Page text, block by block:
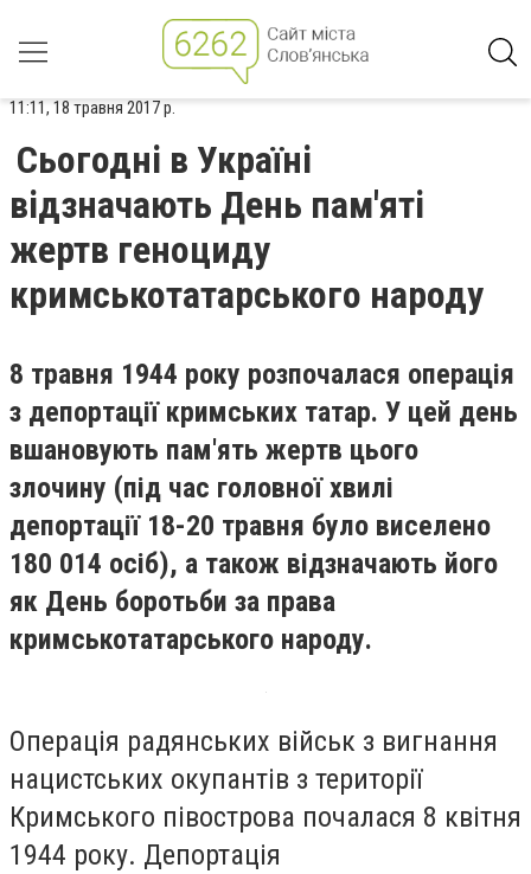
11:11, 18 травня 2017 р.
Сьогодні в Україні
відзначають День пам'яті
жертв геноциду
кримськотатарського народу
8 травня 1944 року розпочалася операція
з депортації кримських татар. У цей день
вшановують пам'ять жертв цього
злочину (під час головної хвилі
депортації 18-20 травня було виселено
180 014 осіб), а також відзначають його
як День боротьби за права
кримськотатарського народу.
Операція радянських військ з вигнання
нацистських окупантів з території
Кримського півострова почалася 8 квітня
1944 року. Депортація